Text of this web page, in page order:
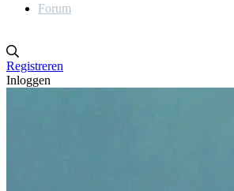
Forum
Registreren
Inloggen